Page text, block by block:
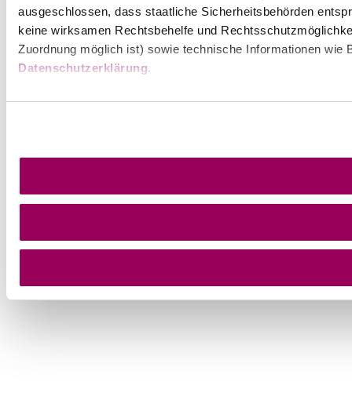
ausgeschlossen, dass staatliche Sicherheitsbehörden
keine wirksamen Rechtsbehelfe und
Zuordnung möglich ist) sowie technische Informationen
Datenschutzerklärung.